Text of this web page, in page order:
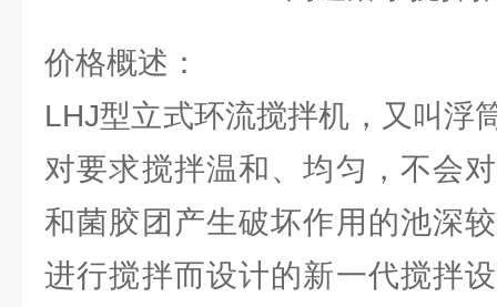
价格概述：
LHJ型立式环流搅拌机，又叫浮
对要求搅拌温和、均匀，不会
和菌胶团产生破坏作用的池深
进行搅拌而设计的新一代搅拌